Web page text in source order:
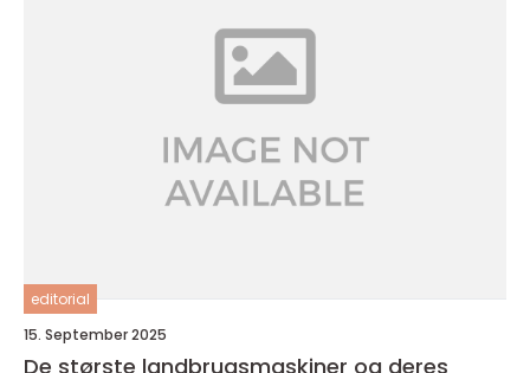
editorial
15. September 2025
De største landbrugsmaskiner og deres